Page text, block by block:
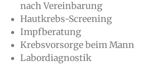
nach Vereinbarung
Hautkrebs-Screening
Impfberatung
Krebsvorsorge beim Mann
Labordiagnostik